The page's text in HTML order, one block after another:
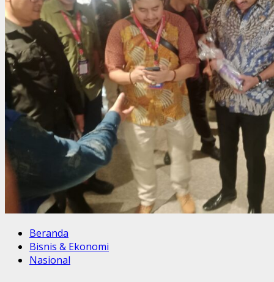
Beranda
Bisnis & Ekonomi
Nasional